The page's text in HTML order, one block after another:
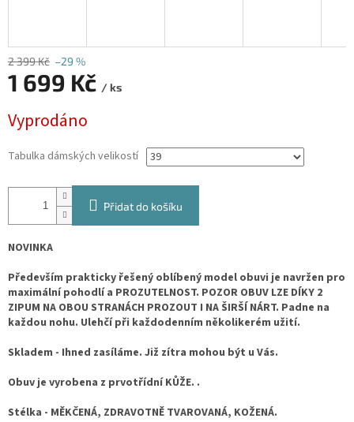
2 399 Kč –29 %
1 699 Kč / ks
cena:
Vyprodáno
Tabulka dámských velikostí
Přidat do košíku
NOVINKA
Především prakticky řešený oblíbený model obuvi je navržen pro
maximální pohodlí a PROZUTELNOST. POZOR OBUV LZE DÍKY 2
ZIPUM NA OBOU STRANÁCH PROZOUT I NA ŠIRŠÍ NÁRT. Padne na
každou nohu. Ulehčí při každodenním několikerém užití.
Skladem - Ihned zasíláme. Již zítra mohou být u Vás.
Obuv je vyrobena z prvotřídní KŮŽE. .
Stélka - MĚKČENÁ, ZDRAVOTNĚ TVAROVANÁ, KOŽENÁ.